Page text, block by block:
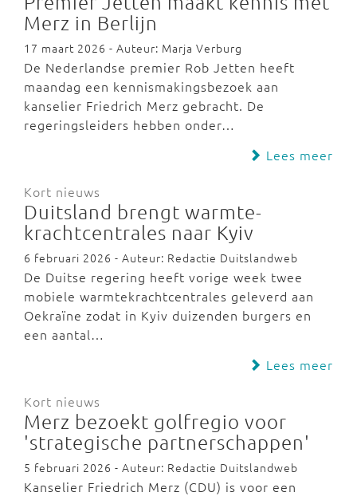
Merz in Berlijn
17 maart 2026 - Auteur: Marja Verburg
De Nederlandse premier Rob Jetten heeft
maandag een kennismakingsbezoek aan
kanselier Friedrich Merz gebracht. De
regeringsleiders hebben onder…
Lees meer
Kort nieuws
Duitsland brengt warmte-
krachtcentrales naar Kyiv
6 februari 2026 - Auteur: Redactie Duitslandweb
De Duitse regering heeft vorige week twee
mobiele warmtekrachtcentrales geleverd aan
Oekraïne zodat in Kyiv duizenden burgers en
een aantal…
Lees meer
Kort nieuws
Merz bezoekt golfregio voor
'strategische partnerschappen'
5 februari 2026 - Auteur: Redactie Duitslandweb
Kanselier Friedrich Merz (CDU) is voor een